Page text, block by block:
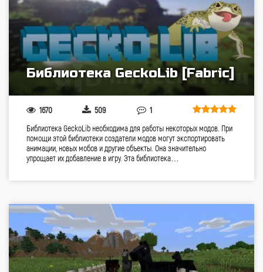
Библиотека GeckoLib [Fabric]
1670 509 1
Библиотека GeckoLib необходима для работы некоторых модов. При
помощи этой библиотеки создатели модов могут экспортировать
анимации, новых мобов и другие объекты. Она значительно
упрощает их добавление в игру. Эта библиотека…